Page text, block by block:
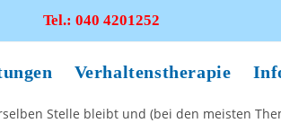
Tel.: 040 4201252
Verhaltenstherapie
Stelle bleibt und (bei den meisten